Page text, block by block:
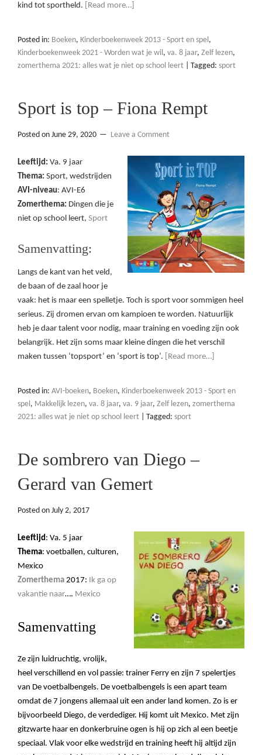
kind tot sportheld.
[Read more…]
Posted in: Boeken, Kinderboekenweek 2013 - Sport en spel,
Kinderboekenweek 2021 - Worden wat je wil, va. 8 jaar, Zelf lezen,
zomerthema 2021: alles wat je niet op school leert
Tagged: sport
Sport is top – Fiona Rempt
Posted on June 29, 2020 Leave a Comment
Leeftijd: Va. 9 jaar
Thema: Sport, wedstrijden
AVI-niveau: AVI-E6
Zomerthema: Dingen die je
niet op school leert, Sport
Samenvatting:
Langs de kant van het veld,
de baan of de zaal hoor je
vaak: het is maar een spelletje. Toch is sport voor sommigen heel
serieus. Zij dromen ervan om kampioen te worden. Natuurlijk
heb je daar talent voor nodig, maar training en voeding zijn ook
belangrijk. Het zijn soms maar kleine dingen die het verschil
maken tussen ‘topsport’ en ‘sport is top’.
[Read more…]
Posted in: AVI-boeken, Boeken, Kinderboekenweek 2013 - Sport en
spel, Makkelijk lezen, va. 8 jaar, va. 9 jaar, Zelf lezen, zomerthema
2021: alles wat je niet op school leert
Tagged: sport
De sombrero van Diego –
Gerard van Gemert
Posted on July 2, 2017
Leeftijd: Va. 5 jaar
Thema: voetballen, culturen,
Mexico
Zomerthema 2017: Ik ga op
vakantie naar…. Mexico
Samenvatting
Ze zijn luidruchtig, vrolijk,
heel verschillend en vol passie: trainer Ferry en zijn 7 spelertjes
van De voetbalbengels. De voetbalbengels is een apart team
omdat de 7 jongens allemaal uit een ander land komen. Zo is er
bijvoorbeeld Diego, de verdediger. Hij komt uit Mexico. Met zijn
gitzwarte haar en donkerbruine ogen is hij op zich al een beetje
speciaal. Vlak voor elke wedstrijd en training heeft hij altijd zijn